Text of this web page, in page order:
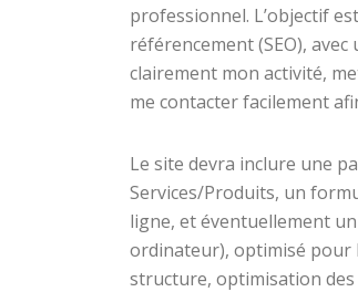
professionnel. L’objectif
référencement (SEO),
clairement mon activité,
me contacter facilement
Le site devra inclure une
Services/Produits, un
ligne, et éventuellement
ordinateur), optimisé pour
structure, optimisation des